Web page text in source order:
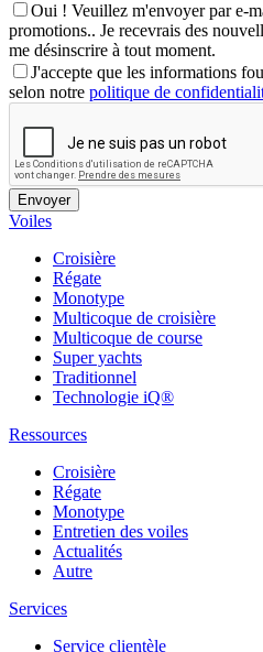
Oui ! Veuillez m'envoyer par e-
promotions.. Je recevrais des
me désinscrire à tout moment.
J'accepte que les informations
selon notre politique de
Voiles
Croisière
Régate
Monotype
Multicoque de croisière
Multicoque de course
Super yachts
Traditionnel
Technologie iQ®
Ressources
Croisière
Régate
Monotype
Entretien des voiles
Actualités
Autre
Services
Service clientèle